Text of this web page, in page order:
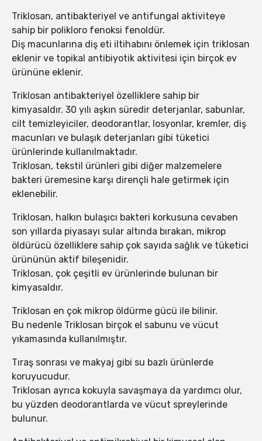
Triklosan, antibakteriyel ve antifungal aktiviteye
sahip bir polikloro fenoksi fenoldür.
Diş macunlarına diş eti iltihabını önlemek için triklosan
eklenir ve topikal antibiyotik aktivitesi için birçok ev
ürününe eklenir.
Triklosan antibakteriyel özelliklere sahip bir
kimyasaldır. 30 yılı aşkın süredir deterjanlar, sabunlar,
cilt temizleyiciler, deodorantlar, losyonlar, kremler, diş
macunları ve bulaşık deterjanları gibi tüketici
ürünlerinde kullanılmaktadır.
Triklosan, tekstil ürünleri gibi diğer malzemelere
bakteri üremesine karşı dirençli hale getirmek için
eklenebilir.
Triklosan, halkın bulaşıcı bakteri korkusuna cevaben
son yıllarda piyasayı sular altında bırakan, mikrop
öldürücü özelliklere sahip çok sayıda sağlık ve tüketici
ürününün aktif bileşenidir.
Triklosan, çok çeşitli ev ürünlerinde bulunan bir
kimyasaldır.
Triklosan en çok mikrop öldürme gücü ile bilinir.
Bu nedenle Triklosan birçok el sabunu ve vücut
yıkamasında kullanılmıştır.
Tıraş sonrası ve makyaj gibi su bazlı ürünlerde
koruyucudur.
Triklosan ayrıca kokuyla savaşmaya da yardımcı olur,
bu yüzden deodorantlarda ve vücut spreylerinde
bulunur.